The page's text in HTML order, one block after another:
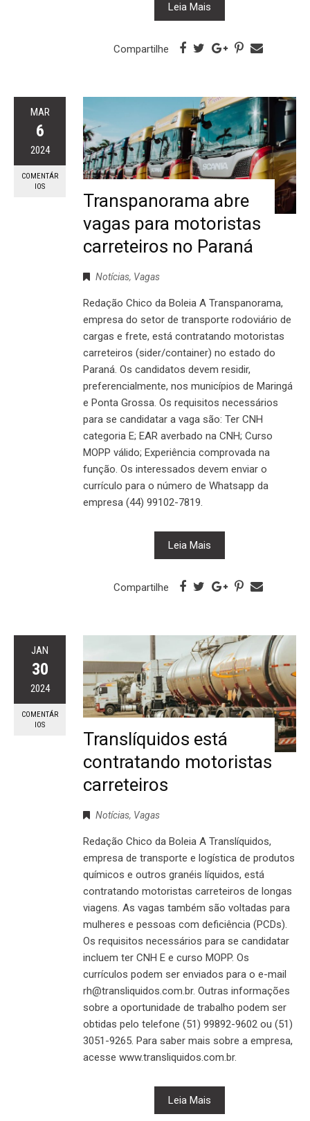
Leia Mais
Compartilhe
MAR
6
2024
COMENTÁR
IOS
Transpanorama abre
vagas para motoristas
carreteiros no Paraná
Notícias, Vagas
Redação Chico da Boleia A Transpanorama,
empresa do setor de transporte rodoviário de
cargas e frete, está contratando motoristas
carreteiros (sider/container) no estado do
Paraná. Os candidatos devem residir,
preferencialmente, nos municípios de Maringá
e Ponta Grossa. Os requisitos necessários
para se candidatar a vaga são: Ter CNH
categoria E; EAR averbado na CNH; Curso
MOPP válido; Experiência comprovada na
função. Os interessados devem enviar o
currículo para o número de Whatsapp da
empresa (44) 99102-7819.
Leia Mais
Compartilhe
JAN
30
2024
COMENTÁR
IOS
Translíquidos está
contratando motoristas
carreteiros
Notícias, Vagas
Redação Chico da Boleia A Translíquidos,
empresa de transporte e logística de produtos
químicos e outros granéis líquidos, está
contratando motoristas carreteiros de longas
viagens. As vagas também são voltadas para
mulheres e pessoas com deficiência (PCDs).
Os requisitos necessários para se candidatar
incluem ter CNH E e curso MOPP. Os
currículos podem ser enviados para o e-mail
rh@transliquidos.com.br. Outras informações
sobre a oportunidade de trabalho podem ser
obtidas pelo telefone (51) 99892-9602 ou (51)
3051-9265. Para saber mais sobre a empresa,
acesse www.transliquidos.com.br.
Leia Mais